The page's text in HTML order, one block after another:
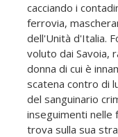
cacciando i
ferrovia,
dell'Unità d'Italia.
voluto dai Savoia,
donna di cui è
scatena contro di
del sanguinario
inseguimenti nelle
trova sulla sua